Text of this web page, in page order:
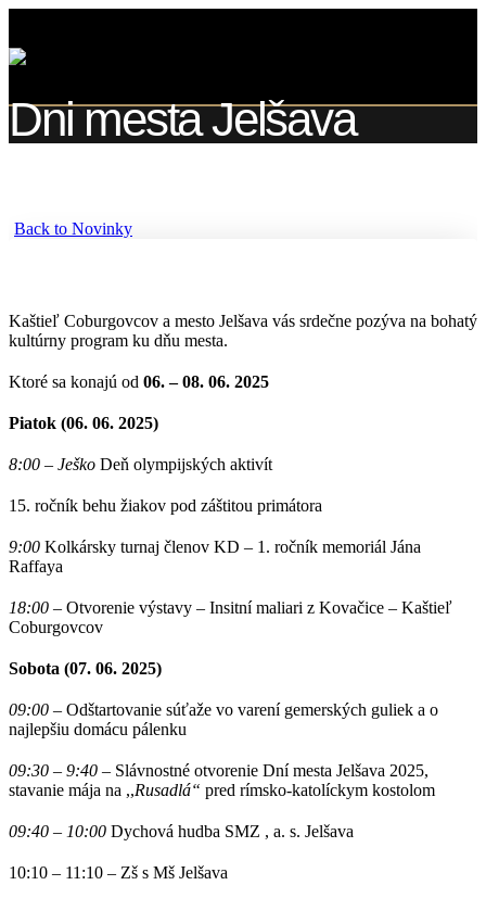
Dni mesta Jelšava
Back to Novinky
Kaštieľ Coburgovcov a mesto Jelšava vás srdečne pozýva na bohatý
kultúrny program ku dňu mesta.
Ktoré sa konajú od 06. – 08. 06. 2025
Piatok (06. 06. 2025)
8:00 – Ješko Deň olympijských aktivít
15. ročník behu žiakov pod záštitou primátora
9:00 Kolkársky turnaj členov KD – 1. ročník memoriál Jána
Raffaya
18:00 – Otvorenie výstavy – Insitní maliari z Kovačice – Kaštieľ
Coburgovcov
Sobota (07. 06. 2025)
09:00 – Odštartovanie súťaže vo varení gemerských guliek a o
najlepšiu domácu pálenku
09:30 – 9:40 – Slávnostné otvorenie Dní mesta Jelšava 2025,
stavanie mája na ,,Rusadlá“ pred rímsko-katolíckym kostolom
09:40 – 10:00 Dychová hudba SMZ , a. s. Jelšava
10:10 – 11:10 – Zš s Mš Jelšava